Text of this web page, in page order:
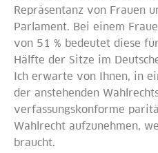
Repräsentanz von Frauen
Parlament. Bei einem
von 51 % bedeutet diese
Hälfte der Sitze im
Ich erwarte von Ihnen, in
der anstehenden
verfassungskonforme
Wahlrecht aufzunehmen,
braucht.